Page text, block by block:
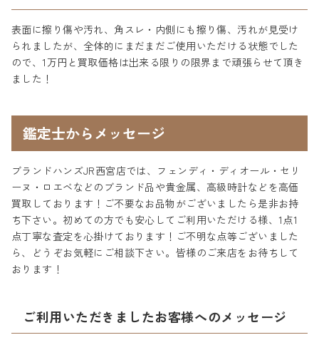
表面に擦り傷や汚れ、角スレ・内側にも擦り傷、汚れが見受け
られましたが、全体的にまだまだご使用いただける状態でした
ので、1万円と買取価格は出来る限りの限界まで頑張らせて頂き
ました！
鑑定士からメッセージ
ブランドハンズJR西宮店では、フェンディ・ディオール・セリ
ーヌ・ロエベなどのブランド品や貴金属、高級時計などを高価
買取しております！ご不要なお品物がございましたら是非お持
ち下さい。初めての方でも安心してご利用いただける様、1点1
点丁寧な査定を心掛けております！ご不明な点等ございました
ら、どうぞお気軽にご相談下さい。皆様のご来店をお待ちして
おります！
ご利用いただきましたお客様へのメッセージ